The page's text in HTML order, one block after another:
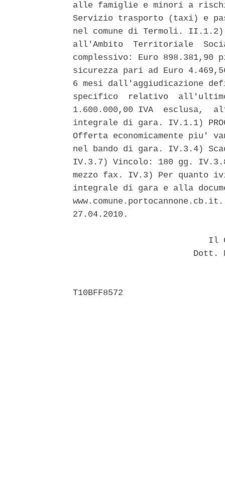
alle famiglie e minori a
Servizio trasporto (taxi) e
nel comune di Termoli. II.1.2)
all'Ambito  Territoriale
complessivo: Euro
sicurezza pari ad Euro
6 mesi dall'aggiudicazione
specifico  relativo
1.600.000,00 IVA
integrale di gara. IV.1.1)
Offerta economicamente
nel bando di gara. IV.3.4)
IV.3.7) Vincolo: 180 gg.
mezzo fax. IV.3) Per quanto
integrale di gara e alla
27.04.2010.